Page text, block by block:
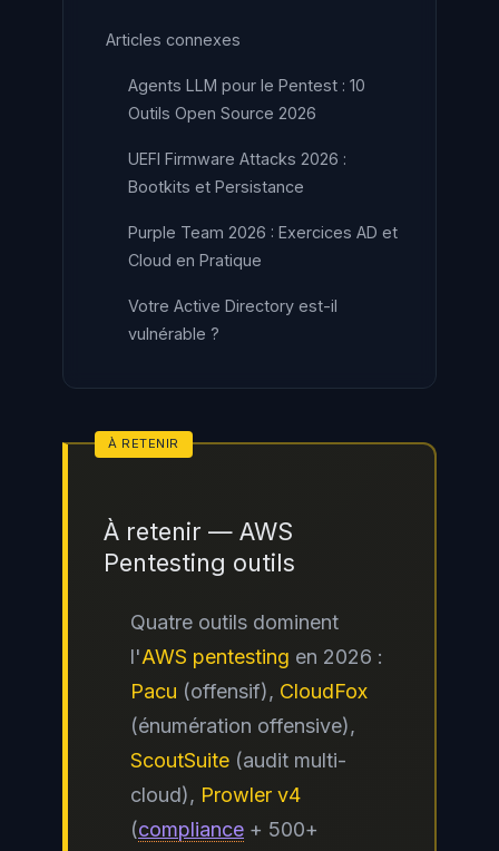
Articles connexes
Agents LLM pour le Pentest : 10
Outils Open Source 2026
UEFI Firmware Attacks 2026 :
Bootkits et Persistance
Purple Team 2026 : Exercices AD et
Cloud en Pratique
Votre Active Directory est-il
vulnérable ?
À retenir — AWS
Pentesting outils
Quatre outils dominent
l'AWS pentesting en 2026 :
Pacu (offensif), CloudFox
(énumération offensive),
ScoutSuite (audit multi-
cloud), Prowler v4
(compliance + 500+